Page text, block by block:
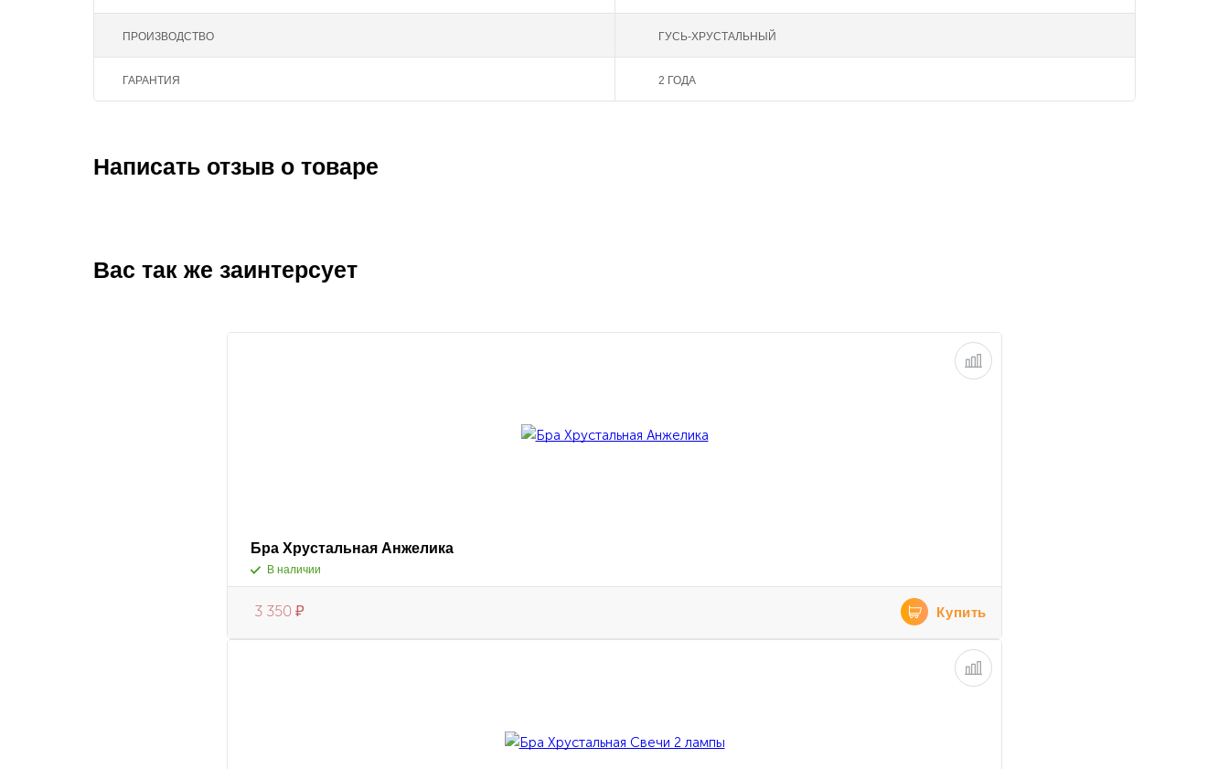
ПРОИЗВОДСТВО ГУСЬ-ХРУСТАЛЬНЫЙ
ГАРАНТИЯ 2 ГОДА
Написать отзыв о товаре
Вас так же заинтерсует
Бра Хрустальная Анжелика
В наличии
3 350 ₽ Купить